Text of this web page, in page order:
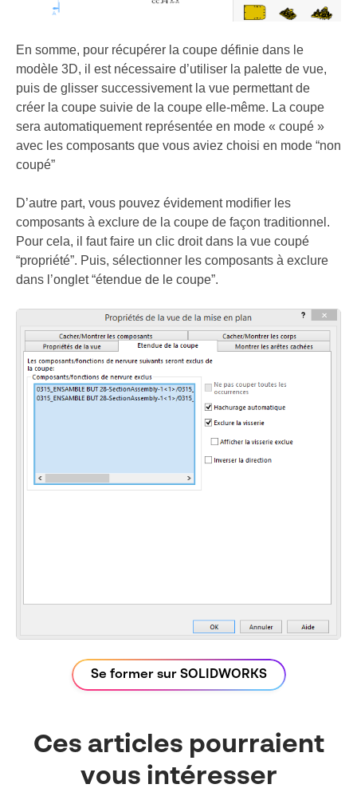
En somme, pour récupérer la coupe définie dans le
modèle 3D, il est nécessaire d’utiliser la palette de vue,
puis de glisser successivement la vue permettant de
créer la coupe suivie de la coupe elle-même. La coupe
sera automatiquement représentée en mode « coupé »
avec les composants que vous aviez choisi en mode “non
coupé”
D’autre part, vous pouvez évidement modifier les
composants à exclure de la coupe de façon traditionnel.
Pour cela, il faut faire un clic droit dans la vue coupé
“propriété”. Puis, sélectionner les composants à exclure
dans l’onglet “étendue de le coupe”.
Se former sur SOLIDWORKS
Ces articles pourraient
vous intéresser